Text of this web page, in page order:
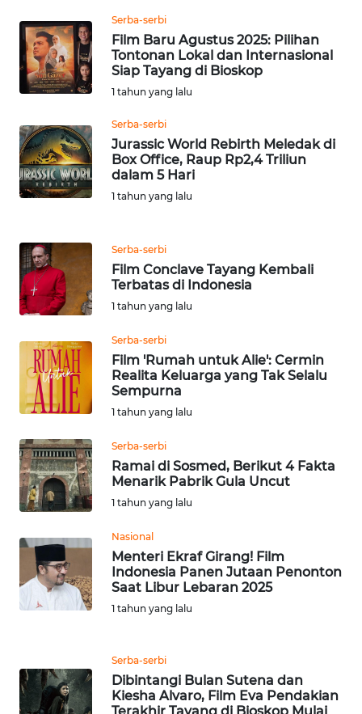
Serba-serbi
Film Baru Agustus 2025: Pilihan
Tontonan Lokal dan Internasional
Siap Tayang di Bioskop
1 tahun yang lalu
Serba-serbi
Jurassic World Rebirth Meledak di
Box Office, Raup Rp2,4 Triliun
dalam 5 Hari
1 tahun yang lalu
Serba-serbi
Film Conclave Tayang Kembali
Terbatas di Indonesia
1 tahun yang lalu
Serba-serbi
Film 'Rumah untuk Alie': Cermin
Realita Keluarga yang Tak Selalu
Sempurna
1 tahun yang lalu
Serba-serbi
Ramai di Sosmed, Berikut 4 Fakta
Menarik Pabrik Gula Uncut
1 tahun yang lalu
Nasional
Menteri Ekraf Girang! Film
Indonesia Panen Jutaan Penonton
Saat Libur Lebaran 2025
1 tahun yang lalu
Serba-serbi
Dibintangi Bulan Sutena dan
Kiesha Alvaro, Film Eva Pendakian
WN
BABEL
WN
WN
SUMSEL
WN
LAMPUNG
JATENG
WN
NUSANTARA
WN
JOGJA
WN
WN
BALI
WN
KALTENG